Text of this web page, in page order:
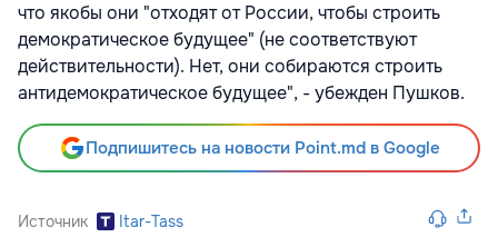
что якобы они "отходят от России, чтобы строить
демократическое будущее" (не соответствуют
действительности). Нет, они собираются строить
антидемократическое будущее", - убежден Пушков.
Подпишитесь на новости Point.md в Google
Источник Itar-Tass